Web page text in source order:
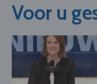
Voor u